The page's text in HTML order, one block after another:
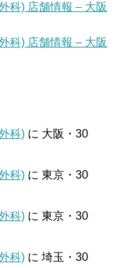
科) 店舗情報 – 大阪
科) 店舗情報 – 大阪
科) に 大阪・30
科) に 東京・30
科) に 東京・30
科) に 埼玉・30